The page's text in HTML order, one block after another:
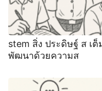
stem สิ่ง ประดิษฐ์ ส เ
พัฒนาด้วยความส